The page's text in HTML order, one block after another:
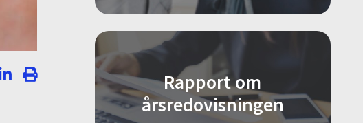
Rapport om
årsredovisningen